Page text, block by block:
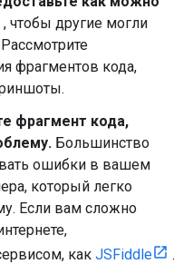
, чтобы другие могли
фрагментов кода,
фрагмент кода,
Большинство
ошибки в вашем
который легко
Если вам сложно
как JSFiddle
.